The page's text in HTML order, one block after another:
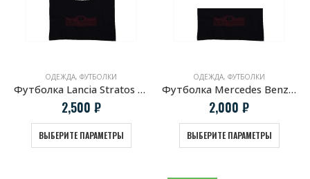
ОДЕЖДА, ФУТБОЛКИ
Футболка Lancia Stratos HF черная
2,500 ₽
ВЫБЕРИТЕ ПАРАМЕТРЫ
ОДЕЖДА, ФУТБОЛКИ
Футболка Mercedes Benz W123
2,000 ₽
ВЫБЕРИТЕ ПАРАМЕТРЫ